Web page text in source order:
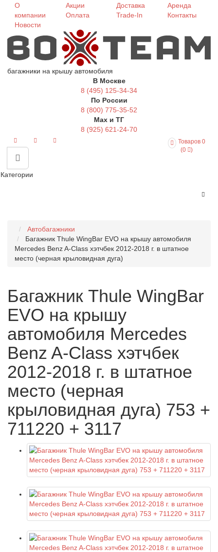
О
компании
Новости
Акции
Оплата
Доставка
Trade-In
Аренда
Контакты
багажники на крышу автомобиля
В Москве
8 (495) 125-34-34
По России
8 (800) 775-35-52
Max и ТГ
8 (925) 621-24-70
Товаров 0
(0
)
Категории
Автобагажники
Багажник Thule WingBar EVO на крышу автомобиля
Mercedes Benz A-Class хэтчбек 2012-2018 г. в штатное
место (черная крыловидная дуга)
Багажник Thule WingBar
EVO на крышу
автомобиля Mercedes
Benz A-Class хэтчбек
2012-2018 г. в штатное
место (черная
крыловидная дуга) 753 +
711220 + 3117